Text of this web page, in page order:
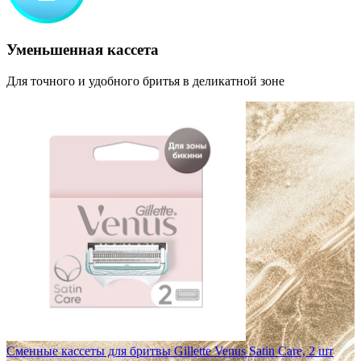
Уменьшенная кассета
Для точного и удобного бритья в деликатной зоне
Сменные кассеты для бритвы Gillette Venus Satin Care, 2 шт